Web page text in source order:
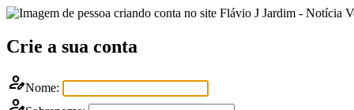
Flávio J Jardim - Notícia
Crie a sua conta
person_editNome: